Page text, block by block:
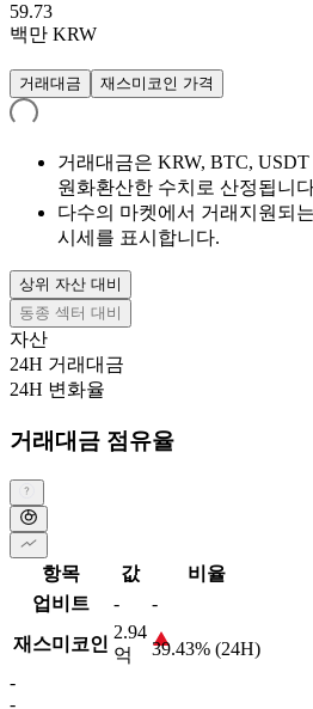
59.73
백만 KRW
거래대금 재스미코인 가격
거래대금은 KRW, BTC,
원화환산한 수치로 산정됩니
다수의 마켓에서 거래지원되
시세를 표시합니다.
상위 자산 대비
동종 섹터 대비
자산
24H 거래대금
24H 변화율
거래대금 점유율
항목 값
비율
업비트
-
-
재스미코인
2.94
억
39.43% (24H)
-
-